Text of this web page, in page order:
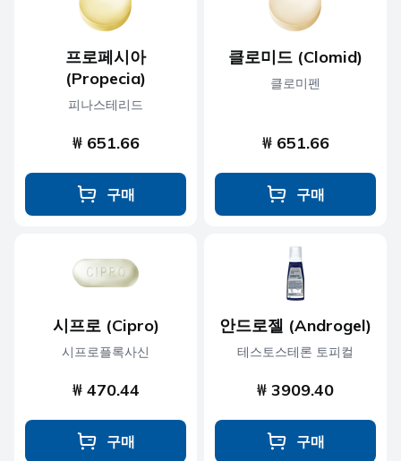
프로페시아
(Propecia)
피나스테리드
₩ 651.66
구매
클로미드 (Clomid)
클로미펜
₩ 651.66
구매
시프로 (Cipro)
시프로플록사신
₩ 470.44
구매
안드로젤 (Androgel)
테스토스테론 토피컬
₩ 3909.40
구매